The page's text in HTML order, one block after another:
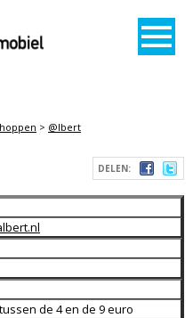
> @lbert
DELEN:
de 4 en de 9 euro